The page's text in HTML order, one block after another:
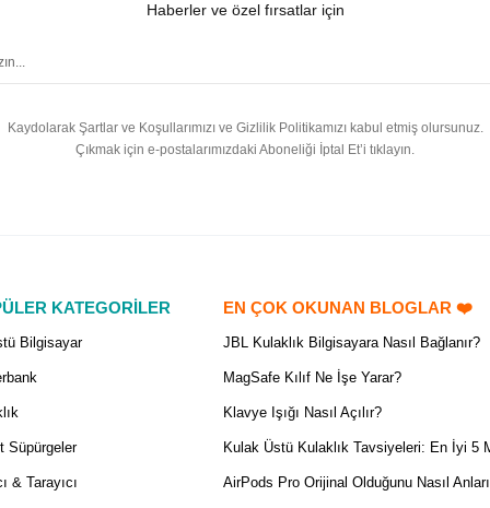
Haberler ve özel fırsatlar için
Kaydolarak Şartlar ve Koşullarımızı ve Gizlilik Politikamızı kabul etmiş olursunuz.
Çıkmak için e-postalarımızdaki Aboneliği İptal Et’i tıklayın.
KATEGORİLER
Bilgisayar
Süpürgeler
& Tarayıcı
EN ÇOK OKUNAN BLOGLAR ❤️
JBL Kulaklık Bilgisayara Nasıl Bağlanır?
MagSafe Kılıf Ne İşe Yarar?
Klavye Işığı Nasıl Açılır?
Kulak Üstü Kulaklık Tavsiyeleri: En İyi 5
AirPods Pro Orijinal Olduğunu Nasıl